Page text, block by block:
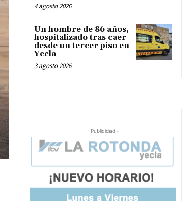
4 agosto 2026
Un hombre de 86 años,
hospitalizado tras caer
desde un tercer piso en
Yecla
3 agosto 2026
- Publicidad -